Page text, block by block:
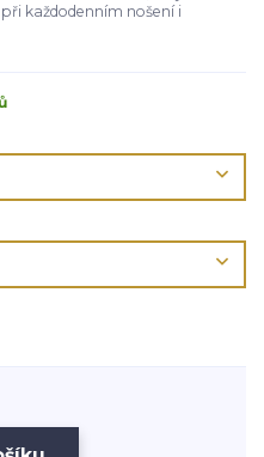
každodenním nošení i